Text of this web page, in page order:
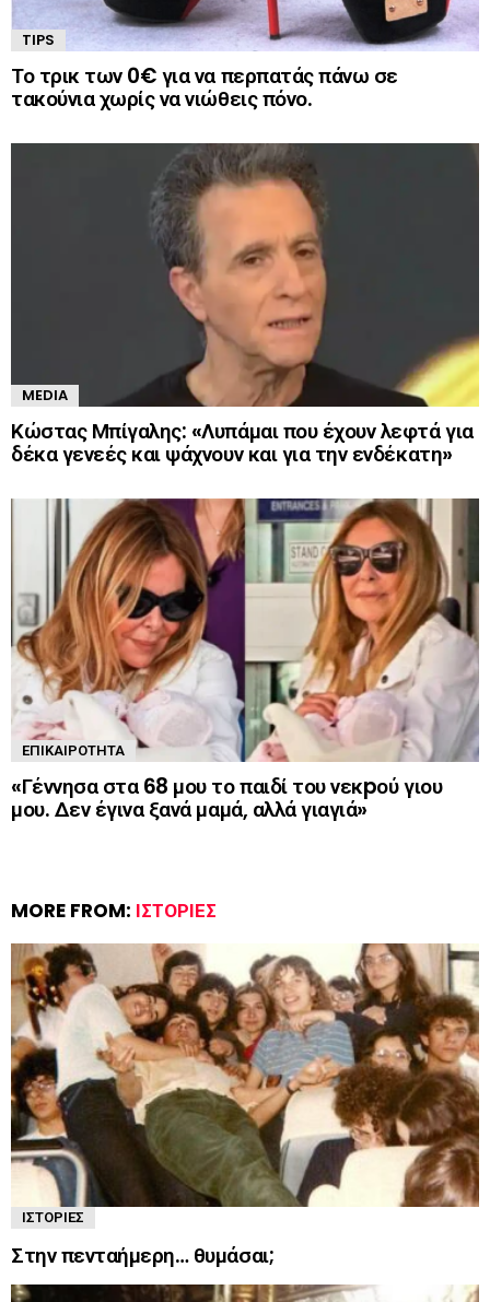
TIPS
Το τρικ των 0€ για να περπατάς πάνω σε
τακούνια χωρίς να νιώθεις πόνο.
MEDIA
Κώστας Μπίγαλης: «Λυπάμαι που έχουν λεφτά για
δέκα γενεές και ψάχνουν και για την ενδέκατη»
ΕΠΙΚΑΙΡΌΤΗΤΑ
«Γέννησα στα 68 μου το παιδί του νεκpού γιου
μου. Δεν έγινα ξανά μαμά, αλλά γιαγιά»
MORE FROM: ΙΣΤΟΡΊΕΣ
ΙΣΤΟΡΊΕΣ
Στην πενταήμερη… θυμάσαι;